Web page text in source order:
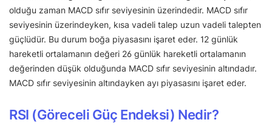
olduğu zaman MACD sıfır seviyesinin üzerindedir. MACD sıfır
seviyesinin üzerindeyken, kısa vadeli talep uzun vadeli talepten
güçlüdür. Bu durum boğa piyasasını işaret eder. 12 günlük
hareketli ortalamanın değeri 26 günlük hareketli ortalamanın
değerinden düşük olduğunda MACD sıfır seviyesinin altındadır.
MACD sıfır seviyesinin altındayken ayı piyasasını işaret eder.
RSI (Göreceli Güç Endeksi) Nedir?